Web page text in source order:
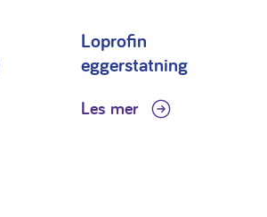
Loprofin
eggerstatning
Les mer